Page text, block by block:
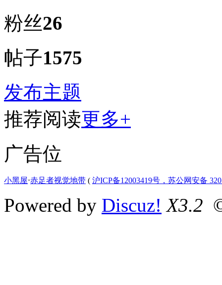
粉丝26
帖子1575
发布主题
推荐阅读更多+
广告位
小黑屋⋅赤足者视觉地带 ( 沪ICP备12003419号，苏公网安备
Powered by Discuz! X3.2